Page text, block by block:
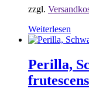
zzgl.
Weiterlesen
Perilla,
frutescens